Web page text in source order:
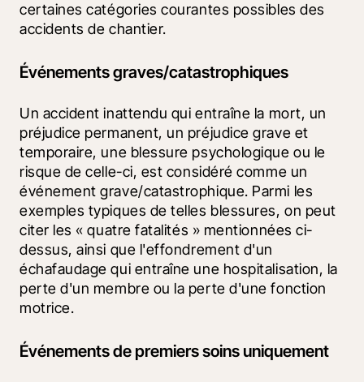
certaines catégories courantes possibles des
accidents de chantier.
Événements graves/catastrophiques
Un accident inattendu qui entraîne la mort, un
préjudice permanent, un préjudice grave et
temporaire, une blessure psychologique ou le
risque de celle-ci, est considéré comme un
événement grave/catastrophique. Parmi les
exemples typiques de telles blessures, on peut
citer les « quatre fatalités » mentionnées ci-
dessus, ainsi que l'effondrement d'un
échafaudage qui entraîne une hospitalisation, la
perte d'un membre ou la perte d'une fonction
motrice.
Événements de premiers soins uniquement